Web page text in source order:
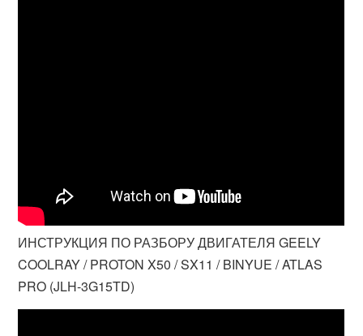
ИНСТРУКЦИЯ ПО РАЗБОРУ ДВИГАТЕЛЯ GEELY
COOLRAY / PROTON X50 / SX11 / BINYUE / ATLAS
PRO (JLH-3G15TD)